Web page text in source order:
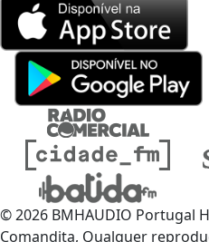
© 2026 BMHAUDIO Portugal
Comandita, Qualquer